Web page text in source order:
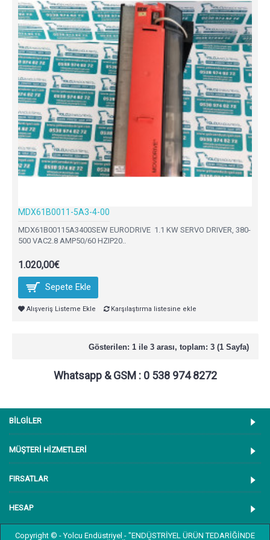
MDX61B0011-5A3-4-00
MDX61B00115A3400SEW EURODRIVE 1.1 KW SERVO DRIVER, 380-
500 VAC2.8 AMP50/60 HZIP20..
1.020,00€
Sepete Ekle
Alışveriş Listeme Ekle Karşılaştırma listesine ekle
Gösterilen: 1 ile 3 arası, toplam: 3 (1 Sayfa)
Whatsapp & GSM : 0 538 974 8272
BİLGİLER
MÜŞTERİ HİZMETLERİ
FIRSATLAR
HESAP
Copyright © - Yolcu Endüstriyel - "ENDÜSTRİYEL ÜRÜN TEDARİĞİNDE